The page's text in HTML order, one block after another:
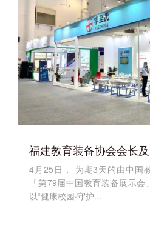
4月25日， 为期3天的由中国
「第79届中国教育装备展示
以“健康校园·守护...